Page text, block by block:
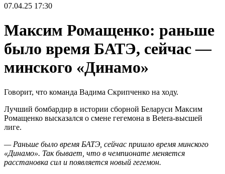
07.04.25 17:30
Максим Ромащенко: раньше
было время БАТЭ, сейчас —
минского «Динамо»
Говорит, что команда Вадима Скрипченко на ходу.
Лучший бомбардир в истории сборной Беларуси Максим
Ромащенко высказался о смене гегемона в Betera-высшей
лиге.
— Раньше было время БАТЭ, сейчас пришло время минского
«Динамо». Так бывает, что в чемпионате меняется
расстановка сил и появляется новый гегемон.